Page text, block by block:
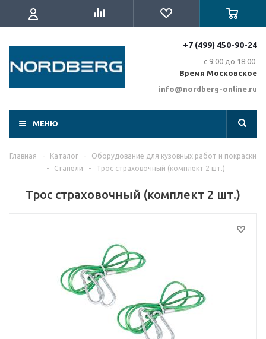
+7 (499) 450-90-24
с 9:00 до 18:00
Время Московское
info@nordberg-online.ru
МЕНЮ
Главная - Каталог -
Оборудование для кузовных работ и покраски
-
Стапели - Трос страховочный (комплект 2 шт.)
Трос страховочный (комплект 2 шт.)